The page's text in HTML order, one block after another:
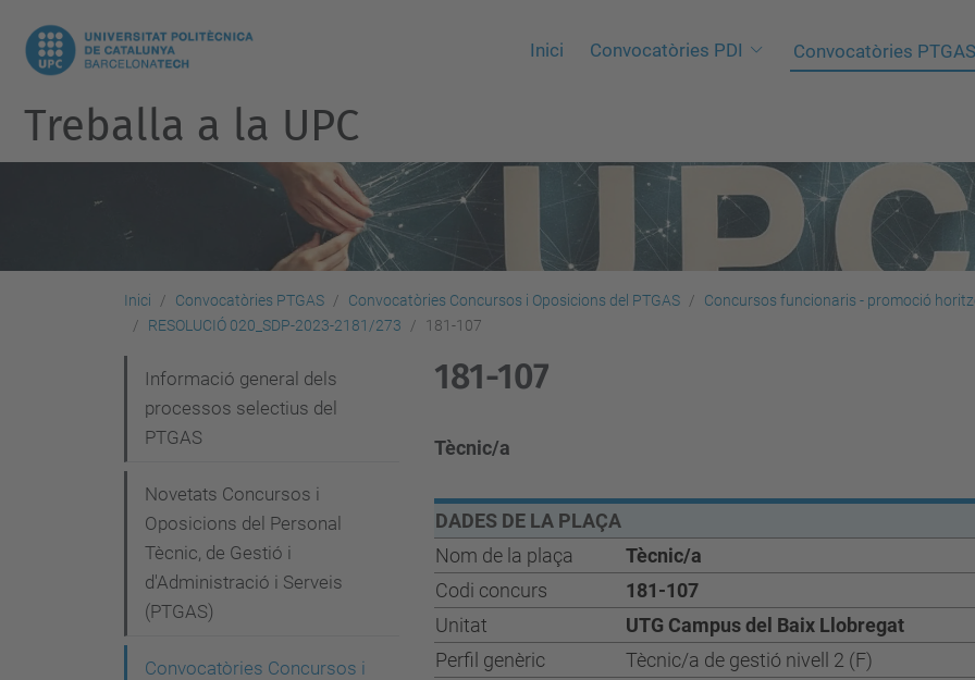
Inici Convocatòries PDI Convocatòries PTGAS
Treballa a la UPC
Inici Convocatòries PTGAS Convocatòries Concursos i Oposicions del PTGAS
Concursos funcionaris - promoció
RESOLUCIÓ 020_SDP-2023-2181/273
181-107
181-107
Tècnic/a
DADES DE LA PLAÇA
Nom de la plaça
Tècnic/a
Codi concurs
181-107
Unitat
UTG Campus del Baix Llobregat
Perfil genèric
Tècnic/a de gestió nivell 2 (F)
v
i
Informació general dels
processos selectius del
PTGAS
Novetats Concursos i
Oposicions del Personal
Tècnic, de Gestió i
d'Administració i Serveis
(PTGAS)
Convocatòries Concursos i